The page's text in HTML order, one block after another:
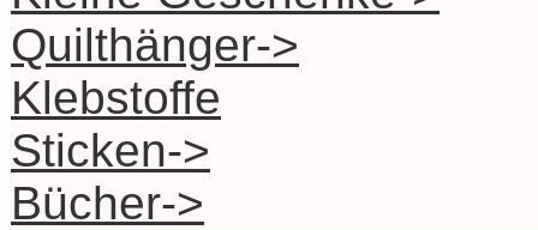
Quilthänger->
Klebstoffe
Sticken->
Bücher->